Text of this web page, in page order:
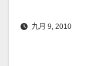
九月 9, 2010